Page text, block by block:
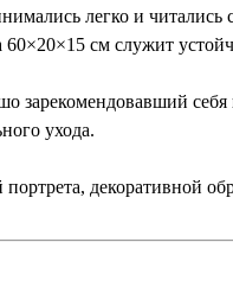
легко и
см служит
зарекомендовавший
ухода.
декоративной